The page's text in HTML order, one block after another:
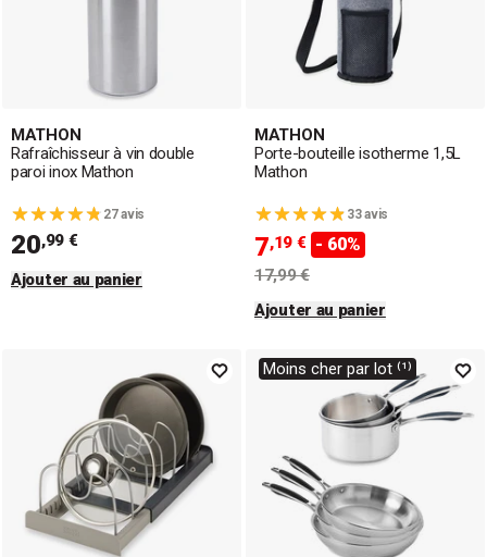
MATHON
Rafraîchisseur à vin double
paroi inox Mathon
27 avis
20,99 €
Ajouter au panier
MATHON
Porte-bouteille isotherme 1,5L
Mathon
33 avis
7,19 € - 60%
17,99 €
Ajouter au panier
Moins cher par lot ⁽¹⁾